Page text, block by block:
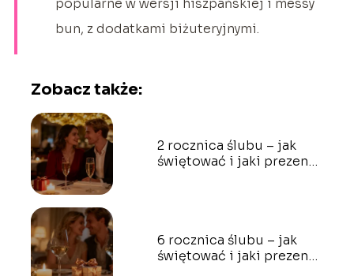
popularne w wersji hiszpańskiej i messy
bun, z dodatkami biżuteryjnymi.
Zobacz także:
2 rocznica ślubu – jak
świętować i jaki prezent
6 rocznica ślubu – jak
świętować i jaki prezent